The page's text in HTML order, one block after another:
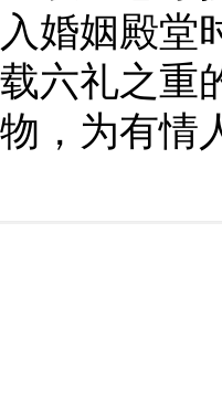
入婚姻殿堂
载六礼之重
物，为有情